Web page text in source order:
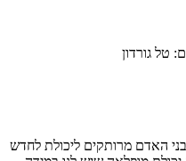
האדם מרותקים ליכולת לחדש